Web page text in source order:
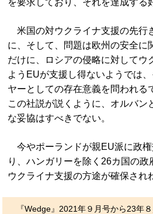
を要求しており、それを達成する
米国の対ウクライナ支援の先行
に、そして、問題は欧州の安全に
だけに、ロシアの侵略に対してウ
ようEUが支援し得ないようでは
ヤーとしての存在意義を問われる
この社説が説くように、オルバン
な妥協はすべきでない。
今やポーランドが親EU派に政
り、ハンガリーを除く26カ国の政
ウクライナ支援の方途が確保され
『Wedge』2021年９月号から23年